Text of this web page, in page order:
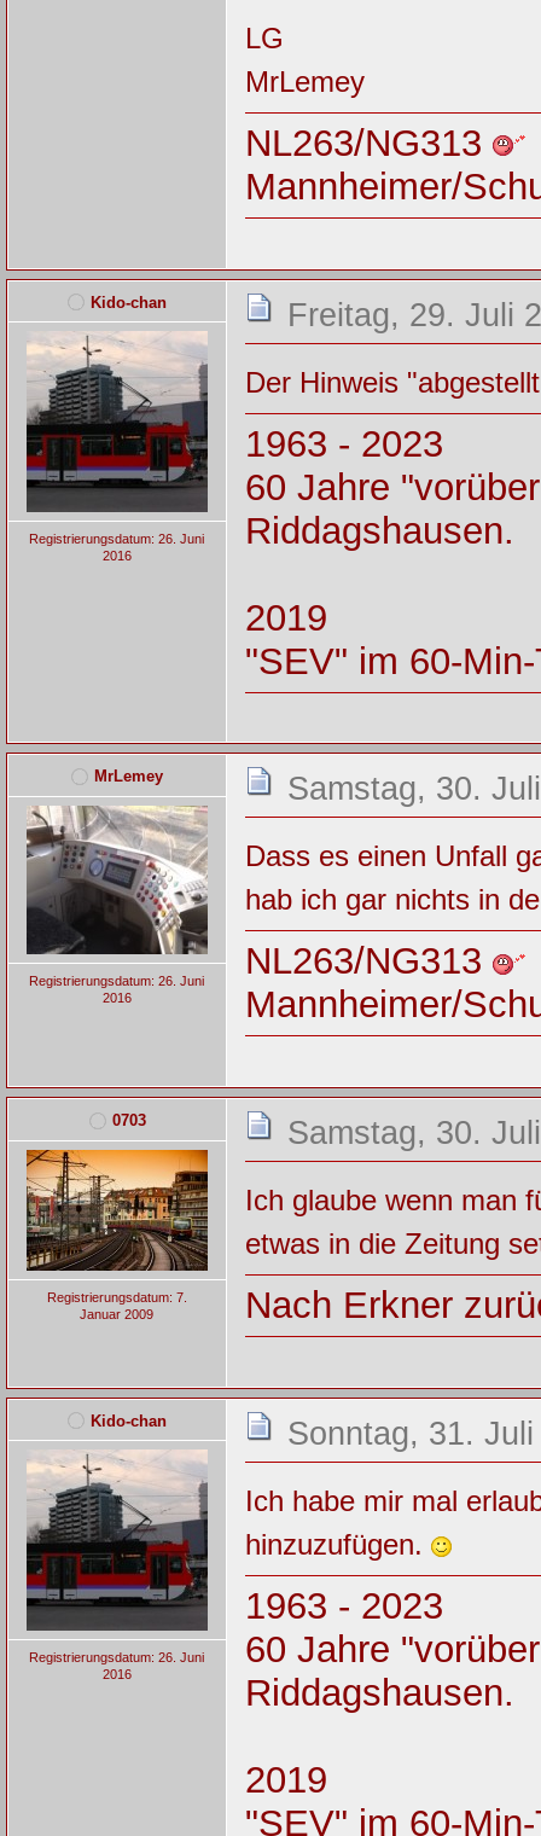
LG
MrLemey
NL263/NG313
Mannheimer/
Kido-chan
Registrierungsdatum: 26. Juni
2016
Freitag, 29. Juli
Der Hinweis
1963 - 2023
60 Jahre
Riddagshausen.
2019
"SEV" im 60-
MrLemey
Registrierungsdatum: 26. Juni
2016
Samstag, 30.
Dass es einen Unfall
hab ich gar nichts in
NL263/NG313
Mannheimer/
0703
Registrierungsdatum: 7.
Januar 2009
Samstag, 30.
Ich glaube wenn man
etwas in die Zeitung
Nach Erkner
Kido-chan
Registrierungsdatum: 26. Juni
2016
Sonntag, 31.
Ich habe mir mal
hinzuzufügen.
1963 - 2023
60 Jahre
Riddagshausen.
2019
"SEV" im 60-